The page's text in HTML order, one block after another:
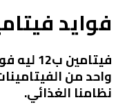
فوايد فيتامين
واحد من
نظامنا الغذائي.